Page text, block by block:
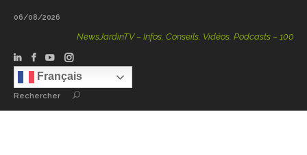
06/08/2026
NewsJardinTV – Infos, Conseils, Vidéos, Podcasts – 100 %
Français
Rechercher